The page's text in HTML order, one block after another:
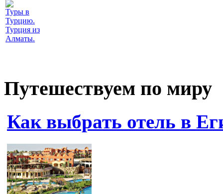
Туры в
Турцию.
Турция из
Алматы.
Путешествуем по миру
Как выбрать отель в